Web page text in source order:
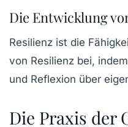
Die Entwicklung
Resilienz ist die
von Resilienz bei,
und Reflexion über
Die Praxis der